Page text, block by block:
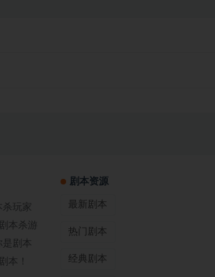
杀玩家
本杀游
剧本
本！
剧本资源
最新剧本
热门剧本
经典剧本